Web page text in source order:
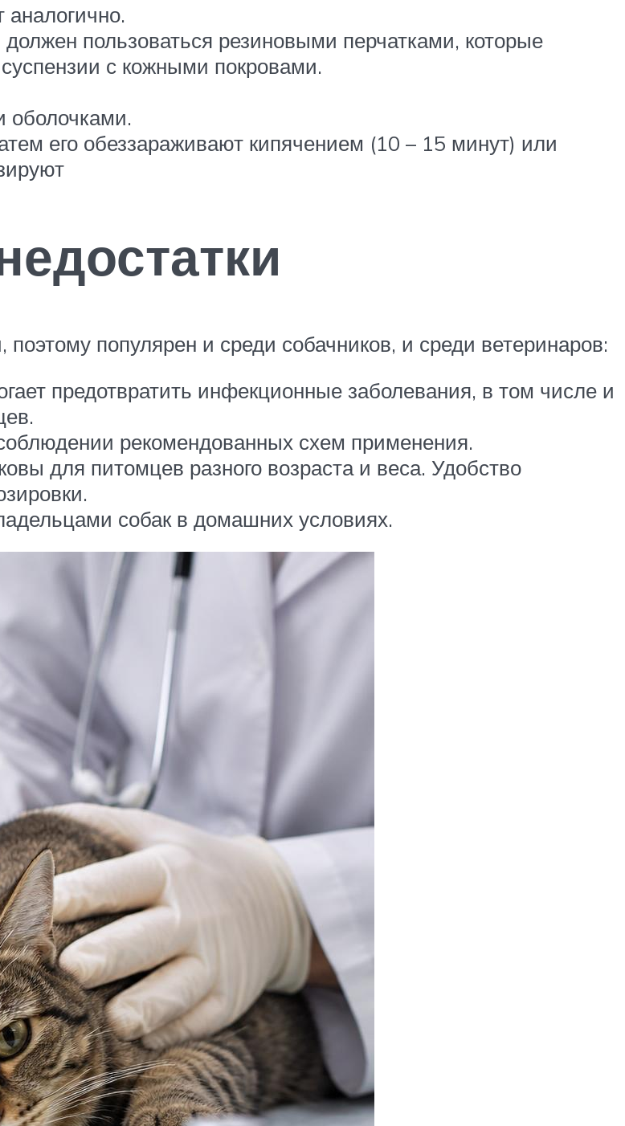
пользоваться резиновыми перчатками, которые
с кожными покровами.
оболочками.
его обеззараживают кипячением (10 – 15 минут) или
популярен и среди собачников, и среди ветеринаров:
предотвратить инфекционные заболевания, в том числе и
рекомендованных схем применения.
для питомцев разного возраста и веса. Удобство
собак в домашних условиях.